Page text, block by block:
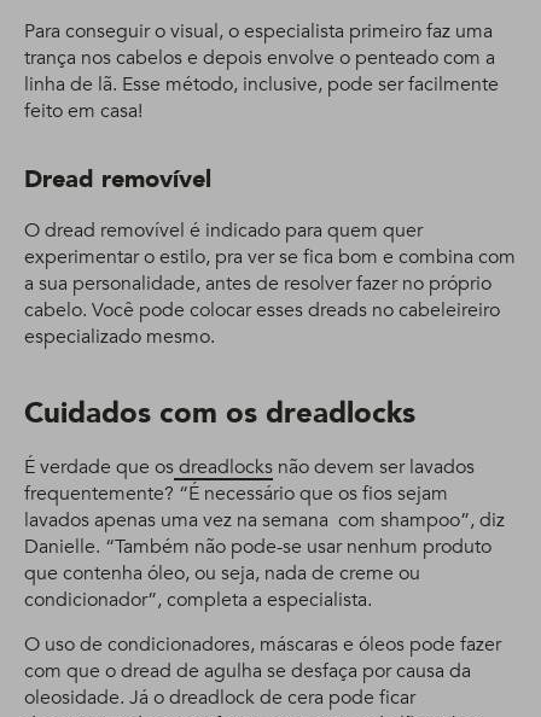
Para conseguir o visual, o especialista primeiro faz uma
trança nos cabelos e depois envolve o penteado com a
linha de lã. Esse método, inclusive, pode ser facilmente
feito em casa!
Dread removível
O dread removível é indicado para quem quer
experimentar o estilo, pra ver se fica bom e combina com
a sua personalidade, antes de resolver fazer no próprio
cabelo. Você pode colocar esses dreads no cabeleireiro
especializado mesmo.
Cuidados com os dreadlocks
É verdade que osdreadlocks não devem ser lavados
frequentemente? “É necessário que os fios sejam
lavados apenas uma vez na semana com shampoo”, diz
Danielle. “Também não pode-se usar nenhum produto
que contenha óleo, ou seja, nada de creme ou
condicionador”, completa a especialista.
O uso de condicionadores, máscaras e óleos pode fazer
com que o dread de agulha se desfaça por causa da
oleosidade. Já o dreadlock de cera pode ficar